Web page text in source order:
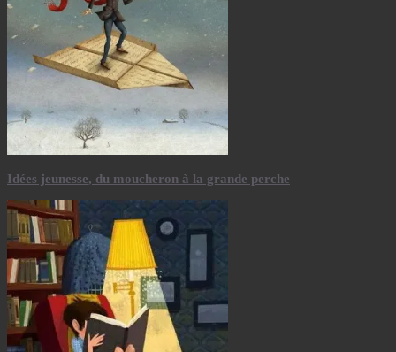
Idées jeunesse, du moucheron à la grande perche